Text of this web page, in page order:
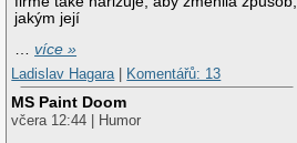
jakým její
…více »
Ladislav Hagara
Komentářů: 13
MS Paint Doom
včera 12:44 | Humor